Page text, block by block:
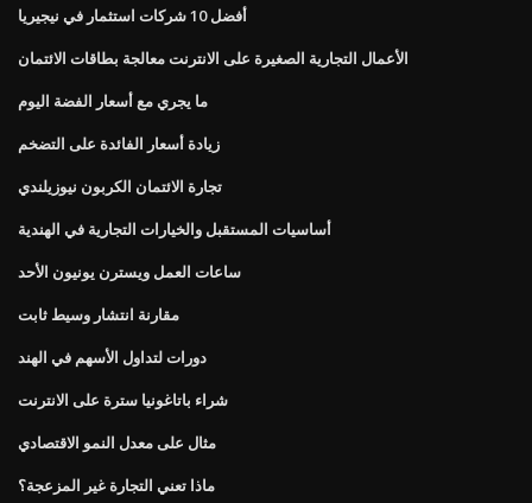
أفضل 10 شركات استثمار في نيجيريا
الأعمال التجارية الصغيرة على الانترنت معالجة بطاقات الائتمان
ما يجري مع أسعار الفضة اليوم
زيادة أسعار الفائدة على التضخم
تجارة الائتمان الكربون نيوزيلندي
أساسيات المستقبل والخيارات التجارية في الهندية
ساعات العمل ويسترن يونيون الأحد
مقارنة انتشار وسيط ثابت
دورات لتداول الأسهم في الهند
شراء باتاغونيا سترة على الانترنت
مثال على معدل النمو الاقتصادي
ماذا تعني التجارة غير المزعجة؟